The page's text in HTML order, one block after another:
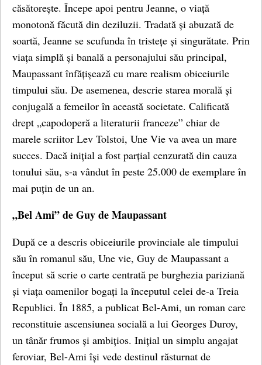
căsătorește. Începe apoi pentru Jeanne, o viață
monotonă făcută din deziluzii. Tradată și abuzată de
soartă, Jeanne se scufunda în tristețe și singurătate. Prin
viața simplă și banală a personajului său principal,
Maupassant înfățișează cu mare realism obiceiurile
timpului său. De asemenea, descrie starea morală și
conjugală a femeilor în această societate. Calificată
drept „capodoperă a literaturii franceze” chiar de
marele scriitor Lev Tolstoi, Une Vie va avea un mare
succes. Dacă inițial a fost parțial cenzurată din cauza
tonului său, s-a vândut în peste 25.000 de exemplare în
mai puțin de un an.
„Bel Ami” de Guy de Maupassant
După ce a descris obiceiurile provinciale ale timpului
său în romanul său, Une vie, Guy de Maupassant a
început să scrie o carte centrată pe burghezia pariziană
și viața oamenilor bogați la începutul celei de-a Treia
Republici. În 1885, a publicat Bel-Ami, un roman care
reconstituie ascensiunea socială a lui Georges Duroy,
un tânăr frumos și ambițios. Inițial un simplu angajat
feroviar, Bel-Ami își vede destinul răsturnat de